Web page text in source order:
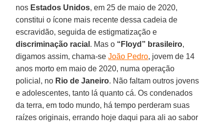
nos Estados Unidos, em 25 de maio de 2020,
constitui o ícone mais recente dessa cadeia de
escravidão, seguida de estigmatização e
discriminação racial . Mas o “Floyd” brasileiro,
digamos assim, chama-seJoão Pedro, jovem de 14
anos morto em maio de 2020, numa operação
policial, no Rio de Janeiro. Não faltam outros jovens
e adolescentes, tanto lá quanto cá. Os condenados
da terra, em todo mundo, há tempo perderam suas
raízes originais, errando hoje daqui para ali ao sabor